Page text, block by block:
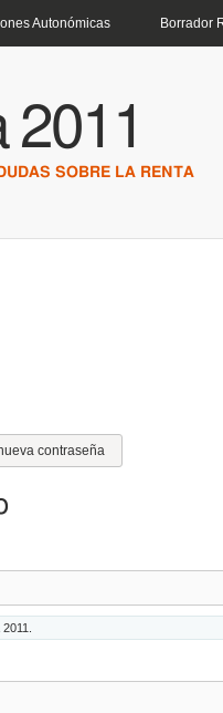
Autonómicas Borrador
2011
SOBRE LA RENTA
contraseña